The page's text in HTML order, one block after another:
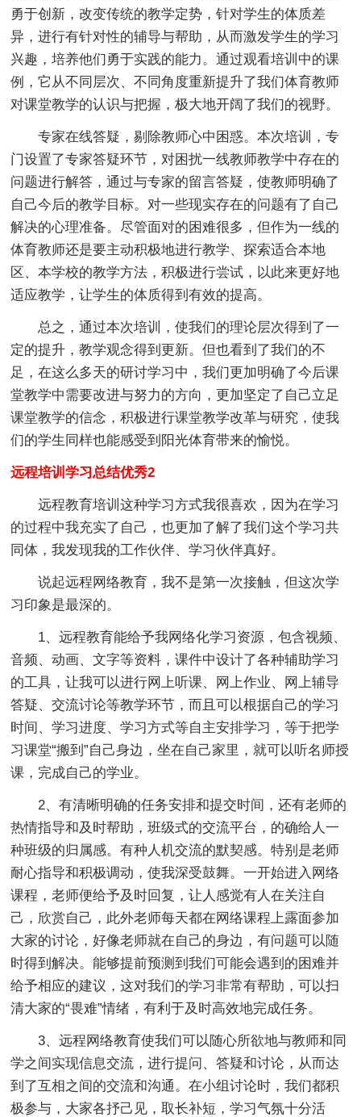
勇于创新，改变传统的教学定势，针对学生的体质差
异，进行有针对性的辅导与帮助，从而激发学生的学习
兴趣，培养他们勇于实践的能力。通过观看培训中的课
例，它从不同层次、不同角度重新提升了我们体育教师
对课堂教学的认识与把握，极大地开阔了我们的视野。
专家在线答疑，剔除教师心中困惑。本次培训，专
门设置了专家答疑环节，对困扰一线教师教学中存在的
问题进行解答，通过与专家的留言答疑，使教师明确了
自己今后的教学目标。对一些现实存在的问题有了自己
解决的心理准备。尽管面对的困难很多，但作为一线的
体育教师还是要主动积极地进行教学、探索适合本地
区、本学校的教学方法，积极进行尝试，以此来更好地
适应教学，让学生的体质得到有效的提高。
总之，通过本次培训，使我们的理论层次得到了一
定的提升，教学观念得到更新。但也看到了我们的不
足，在这么多天的研讨学习中，我们更加明确了今后课
堂教学中需要改进与努力的方向，更加坚定了自己立足
课堂教学的信念，积极进行课堂教学改革与研究，使我
们的学生同样也能感受到阳光体育带来的愉悦。
远程培训学习总结优秀2
远程教育培训这种学习方式我很喜欢，因为在学习
的过程中我充实了自己，也更加了解了我们这个学习共
同体，我发现我的工作伙伴、学习伙伴真好。
说起远程网络教育，我不是第一次接触，但这次学
习印象是最深的。
1、远程教育能给予我网络化学习资源，包含视频、
音频、动画、文字等资料，课件中设计了各种辅助学习
的工具，让我可以进行网上听课、网上作业、网上辅导
答疑、交流讨论等教学环节，而且可以根据自己的学习
时间、学习进度、学习方式等自主安排学习，等于把学
习课堂“搬到”自己身边，坐在自己家里，就可以听名师授
课，完成自己的学业。
2、有清晰明确的任务安排和提交时间，还有老师的
热情指导和及时帮助，班级式的交流平台，的确给人一
种班级的归属感。有种人机交流的默契感。特别是老师
耐心指导和积极调动，使我深受鼓舞。一开始进入网络
课程，老师便给予及时回复，让人感觉有人在关注自
己，欣赏自己，此外老师每天都在网络课程上露面参加
大家的讨论，好像老师就在自己的身边，有问题可以随
时得到解决。能够提前预测到我们可能会遇到的困难并
给予相应的建议，这对我们的学习非常有帮助，可以扫
清大家的“畏难”情绪，有利于及时高效地完成任务。
3、远程网络教育使我们可以随心所欲地与教师和同
学之间实现信息交流，进行提问、答疑和讨论，从而达
到了互相之间的交流和沟通。在小组讨论时，我们都积
极参与，大家各抒己见，取长补短，学习气氛十分活